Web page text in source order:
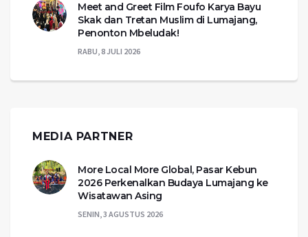
Meet and Greet Film Foufo Karya Bayu
Skak dan Tretan Muslim di Lumajang,
Penonton Mbeludak!
RABU, 8 JULI 2026
MEDIA PARTNER
More Local More Global, Pasar Kebun
2026 Perkenalkan Budaya Lumajang ke
Wisatawan Asing
SENIN, 3 AGUSTUS 2026